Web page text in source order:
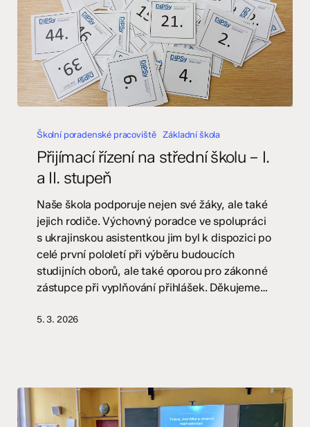
řízení
střední
školu
Školní poradenské pracoviště Základní škola
Přijímací řízení na střední školu – I.
a II. stupeň
Naše škola podporuje nejen své žáky, ale také
jejich rodiče. Výchovný poradce ve spolupráci
s ukrajinskou asistentkou jim byl k dispozici po
celé první pololetí při výběru budoucích
studijních oborů, ale také oporou pro zákonné
zástupce při vyplňování přihlášek. Děkujeme…
5. 3. 2026